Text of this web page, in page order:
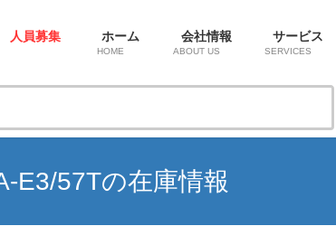
人員募集 ホーム
HOME
会社情報
ABOUT US
サービス
SERVICES
E3/57Tの在庫情報